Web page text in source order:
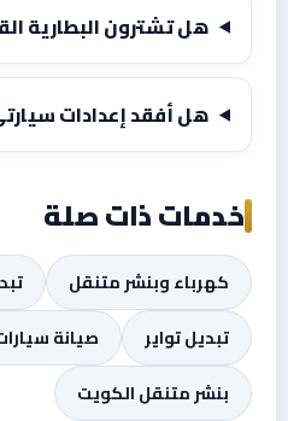
هل تشترون البطارية
هل أفقد إعدادات
خدمات ذات صلة
كهرباء وبنشر متنقل
تبديل تواير
صيانة
بنشر متنقل الكويت